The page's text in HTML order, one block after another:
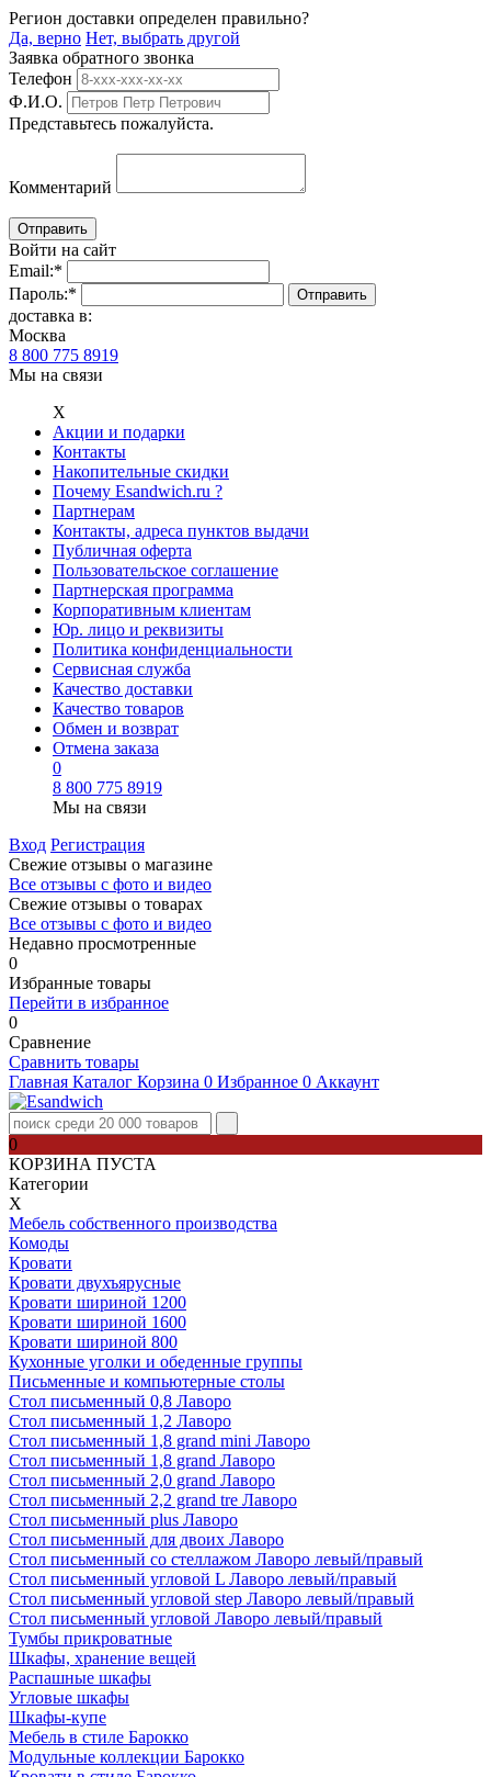
Регион доставки определен правильно?
Да, верно Нет, выбрать другой
Заявка обратного звонка
Телефон
Ф.И.О.
Представьтесь пожалуйста.
Комментарий
Войти на сайт
Email:*
Пароль:*
доставка в:
Москва
8 800 775 8919
Мы на связи
Х
Акции и подарки
Контакты
Накопительные скидки
Почему Esandwich.ru ?
Партнерам
Контакты, адреса пунктов выдачи
Публичная оферта
Пользовательское соглашение
Партнерская программа
Корпоративным клиентам
Юр. лицо и реквизиты
Политика конфиденциальности
Сервисная служба
Качество доставки
Качество товаров
Обмен и возврат
Отмена заказа
0
8 800 775 8919
Мы на связи
Вход Регистрация
Свежие отзывы о магазине
Все отзывы с фото и видео
Свежие отзывы о товарах
Все отзывы c фото и видео
Недавно просмотренные
0
Избранные товары
Перейти в избранное
0
Сравнение
Сравнить товары
Главная Каталог Корзина 0 Избранное 0 Аккаунт
0
КОРЗИНА ПУСТА
Категории
Х
Мебель собственного производства
Комоды
Кровати
Кровати двухъярусные
Кровати шириной 1200
Кровати шириной 1600
Кровати шириной 800
Кухонные уголки и обеденные группы
Письменные и компьютерные столы
Стол письменный 0,8 Лаворо
Стол письменный 1,2 Лаворо
Стол письменный 1,8 grand mini Лаворо
Стол письменный 1,8 grand Лаворо
Стол письменный 2,0 grand Лаворо
Стол письменный 2,2 grand tre Лаворо
Стол письменный plus Лаворо
Стол письменный для двоих Лаворо
Стол письменный со стеллажом Лаворо левый/правый
Стол письменный угловой L Лаворо левый/правый
Стол письменный угловой step Лаворо левый/правый
Стол письменный угловой Лаворо левый/правый
Тумбы прикроватные
Шкафы, хранение вещей
Распашные шкафы
Угловые шкафы
Шкафы-купе
Мебель в стиле Барокко
Модульные коллекции Барокко